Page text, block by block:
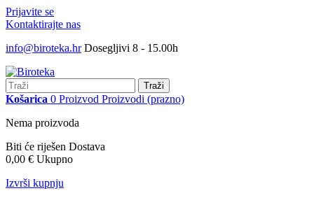
Prijavite se
Kontaktirajte nas
info@biroteka.hr Dosegljivi 8 - 15.00h
Traži
Košarica 0 Proizvod Proizvodi (prazno)
Nema proizvoda
Biti će riješen Dostava
0,00 € Ukupno
Izvrši kupnju